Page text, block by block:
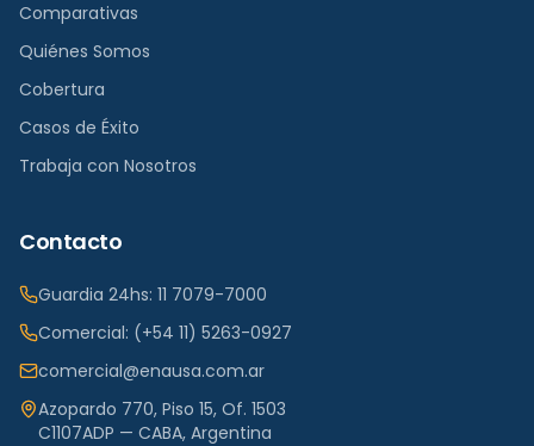
Comparativas
Quiénes Somos
Cobertura
Casos de Éxito
Trabaja con Nosotros
Contacto
Guardia 24hs: 11 7079-7000
Comercial: (+54 11) 5263-0927
comercial@enausa.com.ar
Azopardo 770, Piso 15, Of. 1503
C1107ADP — CABA, Argentina